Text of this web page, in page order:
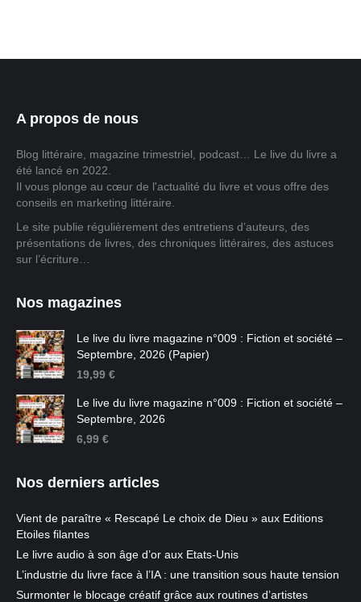
A propos de nous
Blog littéraire, magazine trimestriel, podcast… Le live du livre a
été lancé en 2022.
Il vous plonge au cœur de l'actualité du livre et vous offre des
conseils en marketing littéraire.
Le site publie régulièrement des entretiens d’auteurs, des
présentations de livres, des chroniques littéraires, des astuces
sur l’écriture…
Nos magazines
Le live du livre magazine n°009 : Fiction et société –
Septembre, 2026 (Papier)
19,99 €
Le live du livre magazine n°009 : Fiction et société –
Septembre, 2026
6,99 €
Nos derniers articles
Vient de paraître « Rescapé Le choix de Dieu » aux Editions
Etoiles filantes
Le livre audio à son âge d’or aux Etats-Unis
L’industrie du livre face à l’IA : une transition sous haute tension
Surmonter le blocage créatif grâce aux routines d’artistes